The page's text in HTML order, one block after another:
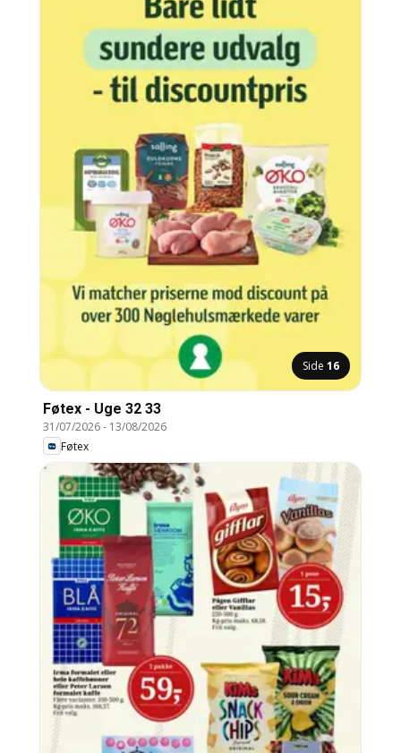
Side 16
Føtex - Uge 32 33
31/07/2026- 13/08/2026
Føtex